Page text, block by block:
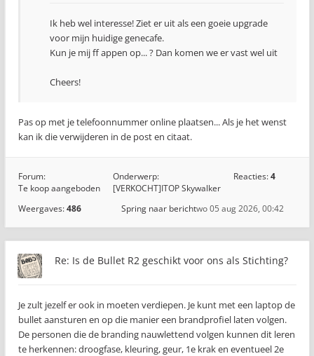
Ik heb wel interesse! Ziet er uit als een goeie upgrade
voor mijn huidige genecafe.
Kun je mij ff appen op... ? Dan komen we er vast wel uit
Cheers!
Pas op met je telefoonnummer online plaatsen... Als je het wenst
kan ik die verwijderen in de post en citaat.
Forum:
Te koop aangeboden
Onderwerp:
[VERKOCHT]ITOP Skywalker
Reacties:4
Weergaves:486 wo 05 aug 2026, 00:42
Spring naar bericht
Re: Is de Bullet R2 geschikt voor ons als Stichting?
Je zult jezelf er ook in moeten verdiepen. Je kunt met een laptop de
bullet aansturen en op die manier een brandprofiel laten volgen.
De personen die de branding nauwlettend volgen kunnen dit leren
te herkennen: droogfase, kleuring, geur, 1e krak en eventueel 2e